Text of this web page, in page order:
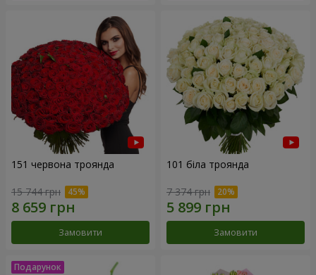
151 червона троянда
15 744 грн
Замовити
101 біла троянда
7 374 грн
Замовити